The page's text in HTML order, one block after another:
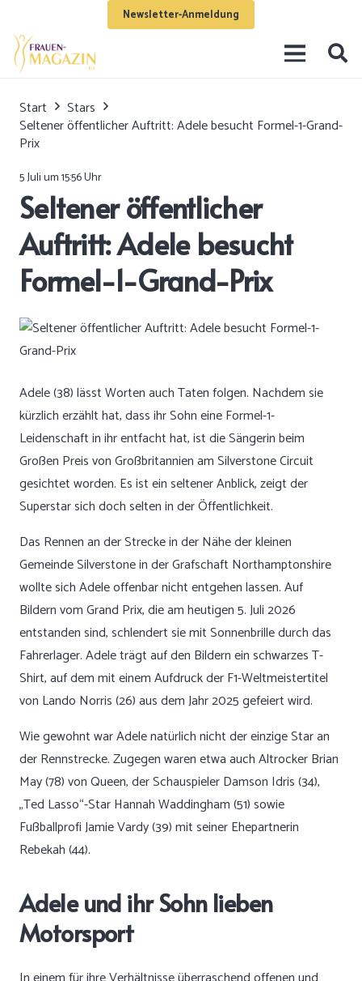
Newsletter-Anmeldung
Start
Stars
Seltener öffentlicher Auftritt: Adele besucht Formel-1-Grand-
Prix
5 Juli um 15:56 Uhr
Seltener öffentlicher
Auftritt: Adele besucht
Formel-1-Grand-Prix
Adele (38) lässt Worten auch Taten folgen. Nachdem sie
kürzlich erzählt hat, dass ihr Sohn eine Formel-1-
Leidenschaft in ihr entfacht hat, ist die Sängerin beim
Großen Preis von Großbritannien am Silverstone Circuit
gesichtet worden. Es ist ein seltener Anblick, zeigt der
Superstar sich doch selten in der Öffentlichkeit.
Das Rennen an der Strecke in der Nähe der kleinen
Gemeinde Silverstone in der Grafschaft Northamptonshire
wollte sich Adele offenbar nicht entgehen lassen. Auf
Bildern vom Grand Prix, die am heutigen 5. Juli 2026
entstanden sind, schlendert sie mit Sonnenbrille durch das
Fahrerlager. Adele trägt auf den Bildern ein schwarzes T-
Shirt, auf dem mit einem Aufdruck der F1-Weltmeistertitel
von Lando Norris (26) aus dem Jahr 2025 gefeiert wird.
Wie gewohnt war Adele natürlich nicht der einzige Star an
der Rennstrecke. Zugegen waren etwa auch Altrocker Brian
May (78) von Queen, der Schauspieler Damson Idris (34),
„Ted Lasso“-Star Hannah Waddingham (51) sowie
Fußballprofi Jamie Vardy (39) mit seiner Ehepartnerin
Rebekah (44).
Adele und ihr Sohn lieben
Motorsport